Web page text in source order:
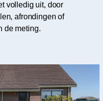
volledig uit, door
afrondingen of
de meting.